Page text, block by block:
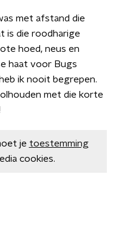
met afstand die
is die roodharige
hoed, neus en
haat voor Bugs
ik nooit begrepen.
met die korte
je toestemming
cookies.